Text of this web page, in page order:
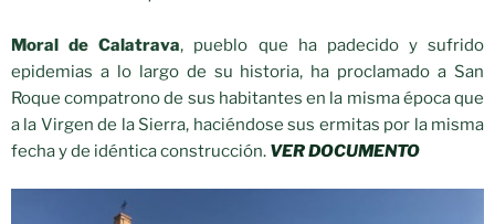
Moral de Calatrava, pueblo que ha padecido y sufrido
epidemias a lo largo de su historia, ha proclamado a San
Roque compatrono de sus habitantes en la misma época que
a la Virgen de la Sierra, haciéndose sus ermitas por la misma
fecha y de idéntica construcción. VER DOCUMENTO